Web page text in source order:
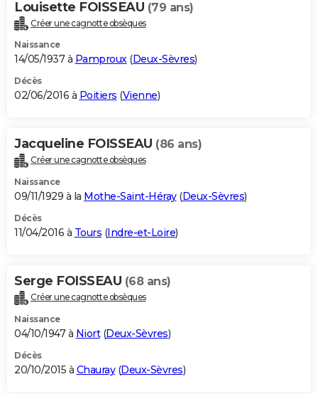
Louisette FOISSEAU (79 ans)
Créer une cagnotte obsèques
Naissance
14/05/1937 à Pamproux(Deux-Sèvres)
Décès
02/06/2016 à Poitiers (Vienne)
Jacqueline FOISSEAU (86 ans)
Créer une cagnotte obsèques
Naissance
09/11/1929 à la Mothe-Saint-Héray(Deux-Sèvres)
Décès
11/04/2016 à Tours (Indre-et-Loire)
Serge FOISSEAU (68 ans)
Créer une cagnotte obsèques
Naissance
04/10/1947 à Niort(Deux-Sèvres)
Décès
20/10/2015 à Chauray(Deux-Sèvres)